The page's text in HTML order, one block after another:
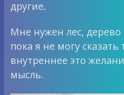
другие.
Мне нужен лес,
пока я не могу сказать
внутреннее это
мысль.